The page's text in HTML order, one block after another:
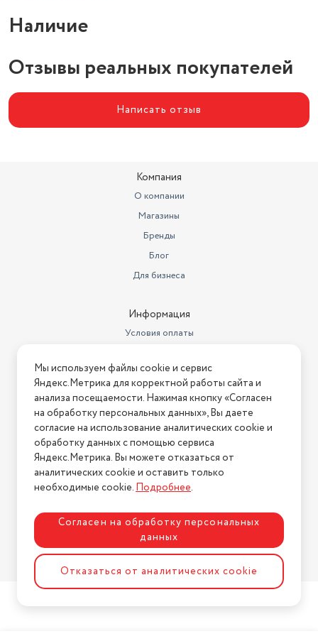
Наличие
Отзывы реальных покупателей
Написать отзыв
Компания
О компании
Магазины
Бренды
Блог
Для бизнеса
Информация
Условия оплаты
Условия возврата
Нашли ошибку на сайте? Напишите нам
2026 © Интернет-магазин "АстМаркет". У нас есть всё!
Политика конфиденциальности
Разработка сайтаASTDESIGN
Мы используем файлы cookie и сервис
Яндекс.Метрика для корректной работы сайта и
анализа посещаемости. Нажимая кнопку «Согласен
на обработку персональных данных», Вы даете
согласие на использование аналитических cookie и
обработку данных с помощью сервиса
Яндекс.Метрика. Вы можете отказаться от
аналитических cookie и оставить только
необходимые cookie.Подробнее.
Согласен на обработку персональных
данных
Отказаться от аналитических cookie